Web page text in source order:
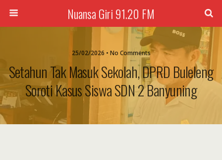
Nuansa Giri 91.20 FM
25/02/2026 • No Comments
Setahun Tak Masuk Sekolah, DPRD Buleleng
Soroti Kasus Siswa SDN 2 Banyuning